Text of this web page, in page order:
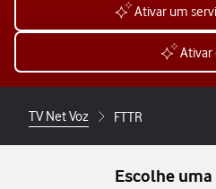
Ativar um
Ativar
TV Net Voz FTTR
Escolhe